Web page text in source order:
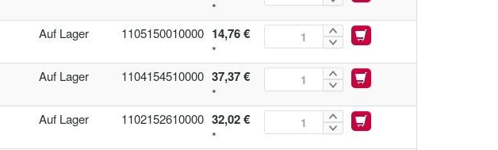
*
Auf Lager 1105150010000 14,76 €
*
Auf Lager 1104154510000 37,37 €
*
Auf Lager 1102152610000 32,02 €
*